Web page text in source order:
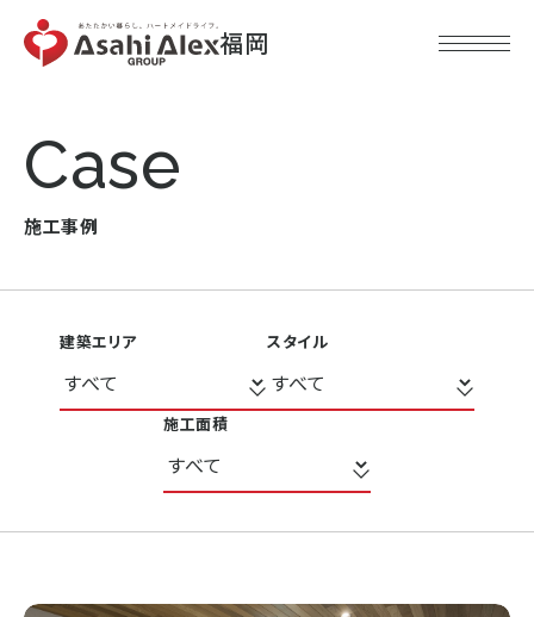
福岡
Case
施工事例
建築エリア スタイル
施工面積